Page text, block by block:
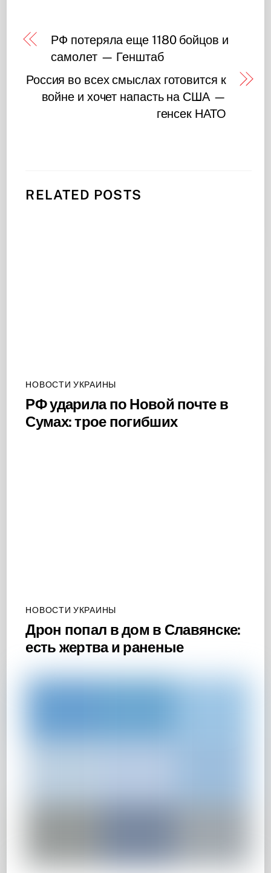
РФ потеряла еще 1180 бойцов и
самолет — Генштаб
Россия во всех смыслах готовится к
войне и хочет напасть на США —
генсек НАТО
RELATED POSTS
НОВОСТИ УКРАИНЫ
РФ ударила по Новой почте в
Сумах: трое погибших
НОВОСТИ УКРАИНЫ
Дрон попал в дом в Славянске:
есть жертва и раненые